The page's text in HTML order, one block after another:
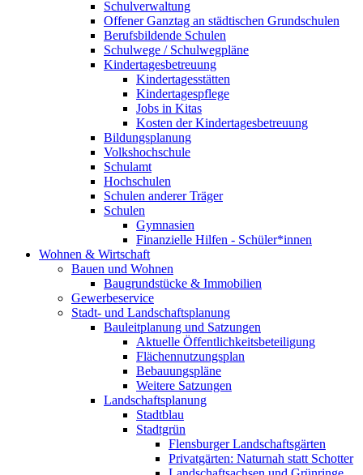
Schulverwaltung
Offener Ganztag an städtischen Grundschulen
Berufsbildende Schulen
Schulwege / Schulwegpläne
Kindertagesbetreuung
Kindertagesstätten
Kindertagespflege
Jobs in Kitas
Kosten der Kindertagesbetreuung
Bildungsplanung
Volkshochschule
Schulamt
Hochschulen
Schulen anderer Träger
Schulen
Gymnasien
Finanzielle Hilfen - Schüler*innen
Wohnen & Wirtschaft
Bauen und Wohnen
Baugrundstücke & Immobilien
Gewerbeservice
Stadt- und Landschaftsplanung
Bauleitplanung und Satzungen
Aktuelle Öffentlichkeitsbeteiligung
Flächennutzungsplan
Bebauungspläne
Weitere Satzungen
Landschaftsplanung
Stadtblau
Stadtgrün
Flensburger Landschaftsgärten
Privatgärten: Naturnah statt Schotter